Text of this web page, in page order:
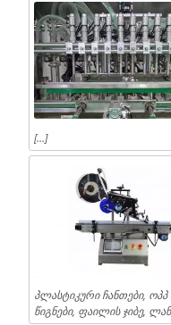
[…]
პლასტიკური ჩანთები,
წიგნები, ფაილის ჯიბე,